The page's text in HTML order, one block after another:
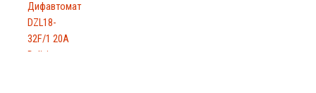
Дифавтомат
DZL18-
32F/1 20A
Delixi